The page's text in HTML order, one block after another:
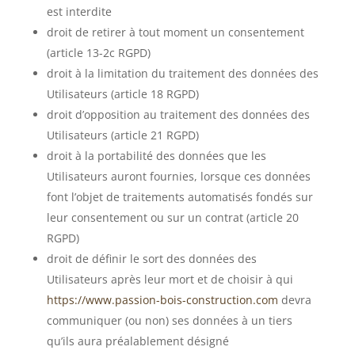
est interdite
droit de retirer à tout moment un consentement
(article 13-2c RGPD)
droit à la limitation du traitement des données des
Utilisateurs (article 18 RGPD)
droit d’opposition au traitement des données des
Utilisateurs (article 21 RGPD)
droit à la portabilité des données que les
Utilisateurs auront fournies, lorsque ces données
font l’objet de traitements automatisés fondés sur
leur consentement ou sur un contrat (article 20
RGPD)
droit de définir le sort des données des
Utilisateurs après leur mort et de choisir à qui
https://www.passion-bois-construction.com devra
communiquer (ou non) ses données à un tiers
qu’ils aura préalablement désigné